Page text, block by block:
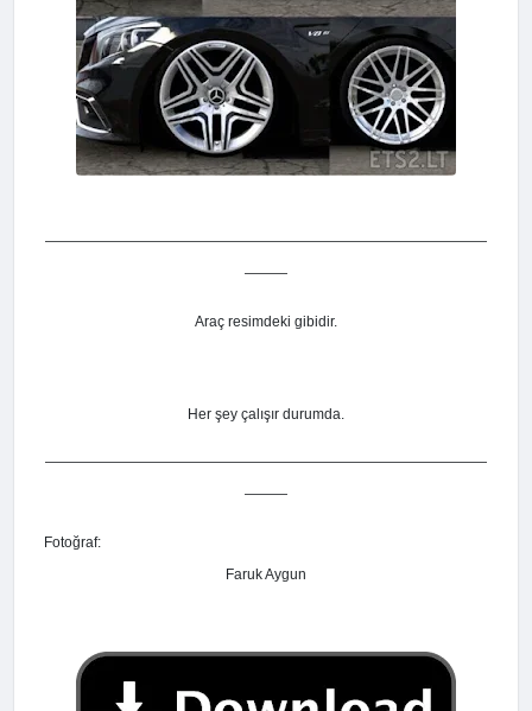
———————————————————————————————
———
Araç resimdeki gibidir.
Her şey çalışır durumda.
———————————————————————————————
———
Fotoğraf:
Faruk Aygun